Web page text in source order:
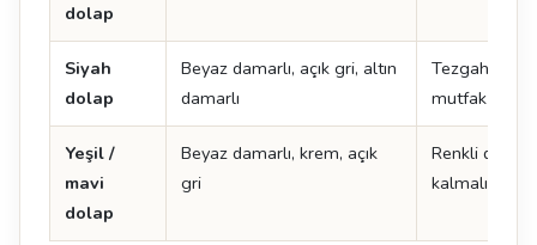
dolap
Siyah
dolap
Beyaz damarlı, açık gri, altın
damarlı
Tezgah açık
mutfak daha
Yeşil /
mavi
dolap
Beyaz damarlı, krem, açık
gri
Renkli
kalmalı